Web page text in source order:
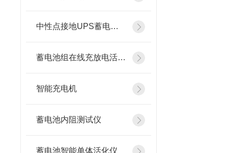
中性点接地UPS蓄电池在线测试仪
蓄电池组在线充放电活化设备
智能充电机
蓄电池内阻测试仪
蓄电池智能单体活化仪